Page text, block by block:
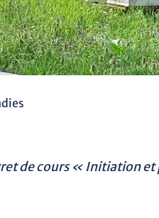
de cours « Initiation